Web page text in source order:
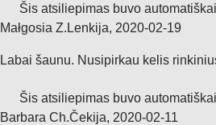
Šis atsiliepimas buvo
Małgosia Z. Lenkija, 2020‑02‑19
Labai šaunu. Nusipirkau kelis
Šis atsiliepimas buvo
Barbara Ch.Čekija, 2020‑02‑11